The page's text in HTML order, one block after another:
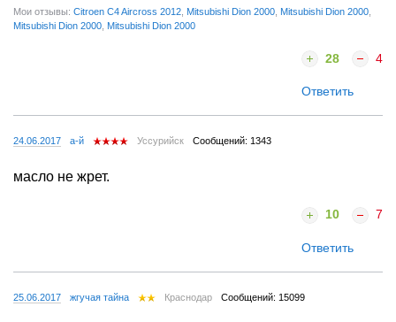
Мои отзывы: Citroen C4 Aircross 2012 Mitsubishi Dion 2000 Mitsubishi Dion 2000
Mitsubishi Dion 2000 Mitsubishi Dion 2000
28 4
Ответить
24.06.2017 а-й Уссурийск Сообщений: 1343
масло не жрет.
10 7
Ответить
25.06.2017 жгучая тайна Краснодар Сообщений: 15099